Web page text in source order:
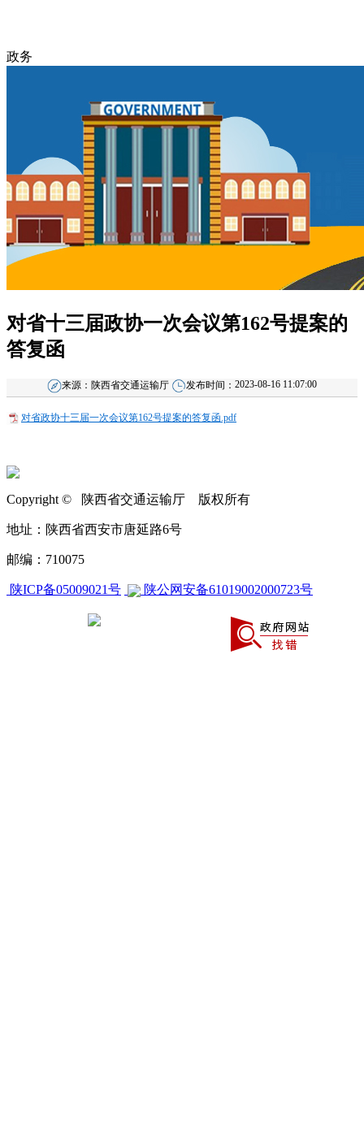
政务
对省十三届政协一次会议第162号提案的
答复函
来源： 陕西省交通运输厅 发布时间： 2023-08-16 11:07:00
对省政协十三届一次会议第162号提案的答复函.pdf
Copyright © 陕西省交通运输厅 版权所有
地址：陕西省西安市唐延路6号
邮编：710075
陕ICP备05009021号 陕公网安备61019002000723号